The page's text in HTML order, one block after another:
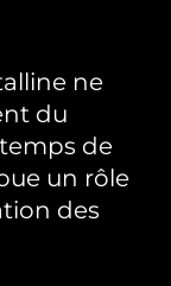
ne
du
de
un rôle
des